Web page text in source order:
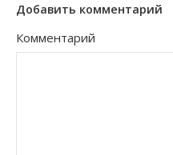
Добавить комментарий
Комментарий